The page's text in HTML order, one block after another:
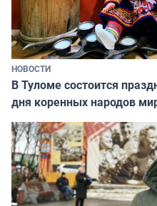
НОВОСТИ
В Туломе состоится
дня коренных народов